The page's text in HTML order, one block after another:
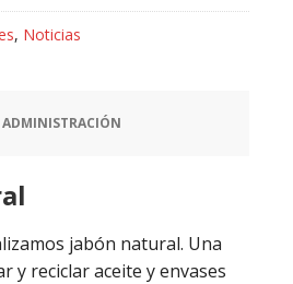
, Noticias
ADMINISTRACIÓN
jabón natural. Una
y reciclar aceite y envases